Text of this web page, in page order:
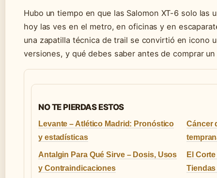
Hubo un tiempo en que las Salomon XT-6 solo las
hoy las ves en el metro, en oficinas y en
una zapatilla técnica de trail se convirtió en icono
versiones, y qué debes saber antes de comprar un
NO TE PIERDAS ESTOS
Levante – Atlético Madrid: Pronóstico
y estadísticas
Cáncer
Antalgin Para Qué Sirve – Dosis, Usos
y Contraindicaciones
El